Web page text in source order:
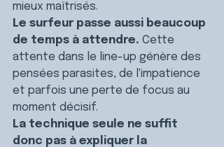
mieux maîtrisés.
Le surfeur passe aussi beaucoup
de temps à attendre. Cette
attente dans le line-up génère des
pensées parasites, de l'impatience
et parfois une perte de focus au
moment décisif.
La technique seule ne suffit
donc pas à expliquer la